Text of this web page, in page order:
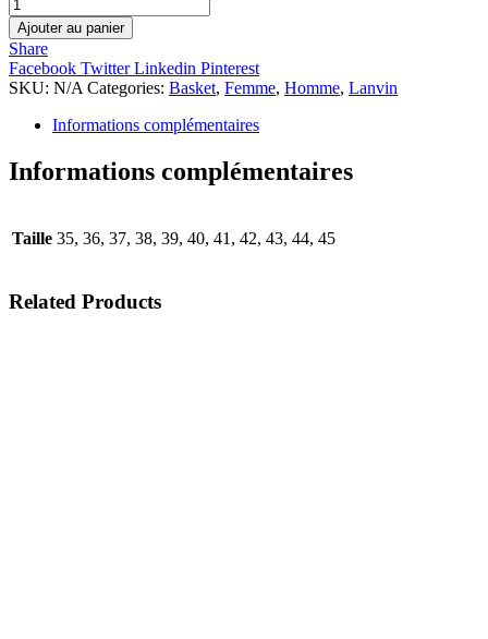
Ajouter au panier
Share
Facebook TwitterLinkedin Pinterest
SKU: N/A Categories: Basket, Femme, Homme, Lanvin
Informations complémentaires
Informations complémentaires
Taille 35, 36, 37, 38, 39, 40, 41, 42, 43, 44, 45
Related Products